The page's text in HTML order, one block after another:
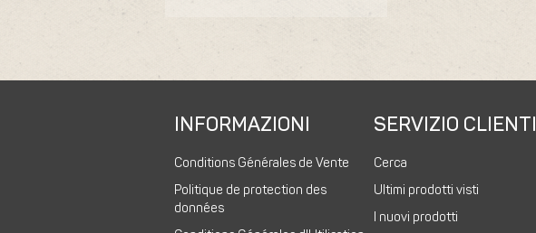
INFORMAZIONI
Conditions Générales de Vente
Politique de protection des
données
SERVIZIO CLIENTI
Cerca
Ultimi prodotti visti
I nuovi prodotti